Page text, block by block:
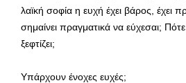
λαϊκή σοφία η ευχή έχει βάρος, έχει
σημαίνει πραγματικά να εύχεσαι;
ξεφτίζει;
Υπάρχουν ένοχες ευχές;